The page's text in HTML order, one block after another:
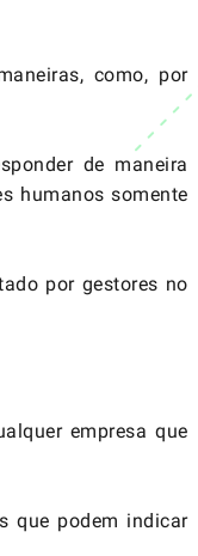
como, por
de maneira
humanos somente
por gestores no
empresa que
que podem indicar